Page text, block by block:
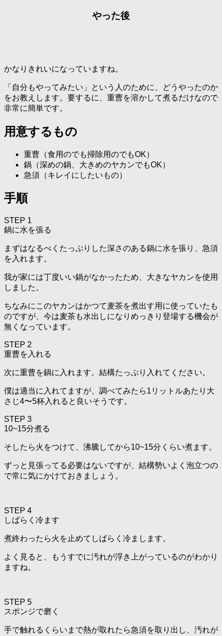
やった後
かなりきれいになっていますね。
「自分もやってみたい」という人のために、どうやったのか
をお教えします。要するに、重曹を溶かして煮るだけなので
非常に簡単です。
用意するもの
重曹（食用のでも掃除用のでもOK）
鍋（深めの鍋、大きめのヤカンでもOK）
急須（キレイにしたいもの）
手順
STEP 1
鍋に水を張る
まずはなるべくたっぷりした深さのある鍋に水を張り、急須
を入れます。
我が家には丁度いい鍋がなかったため、大きなヤカンを使用
しました。
ちなみにこのヤカンはかつて麦茶を煮出す用に使っていたも
のですが、今は麦茶も水出しになりめっきり登場する機会が
無くなっています。
STEP 2
重曹を入れる
次に重曹を鍋に入れます。結構たっぷり入れてください。
僕は適当に入れてますが、調べてみたら1リットルあたり大
さじ4〜5杯入れると良いそうです。
STEP 3
10~15分煮る
そしたら火をつけて、沸騰してから10~15分くらい煮ます。
ずっと見張ってる必要はないですが、結構勢いよく泡立つの
で常に気にかけておきましょう。
STEP 4
しばらく冷ます
煮終わったら火を止めてしばらく冷まします。
よく見ると、もうすでに汚れが浮き上がっているのがわかり
ますね。
STEP 5
スポンジで磨く
手で触れるくらいまで熱が取れたら急須を取り出し、汚れが